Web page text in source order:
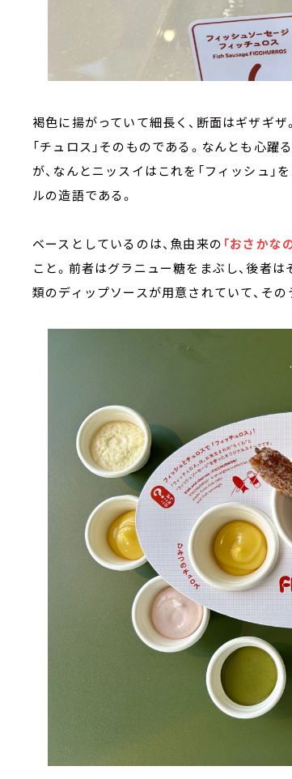
褐色に揚がっていて細長く、断面はギザギ
「チュロス」そのものである。なんとも心
が、なんとニッスイはこれを「フィッシュ」
ルの造語である。
ベースとしているのは、魚由来の 「おさかな
こと。前者はグラニュー糖をまぶし、後者
類のディップソースが用意されていて、そ